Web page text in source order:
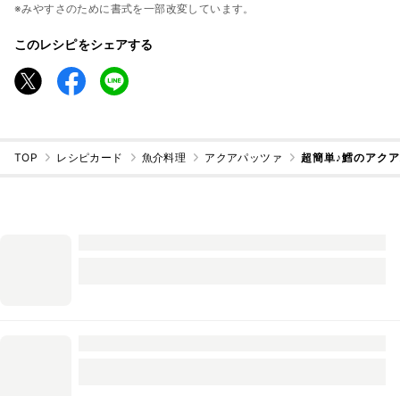
※みやすさのために書式を一部改変しています。
このレシピをシェアする
TOP レシピカード 魚介料理 アクアパッツァ 超簡単♪鱈のアク